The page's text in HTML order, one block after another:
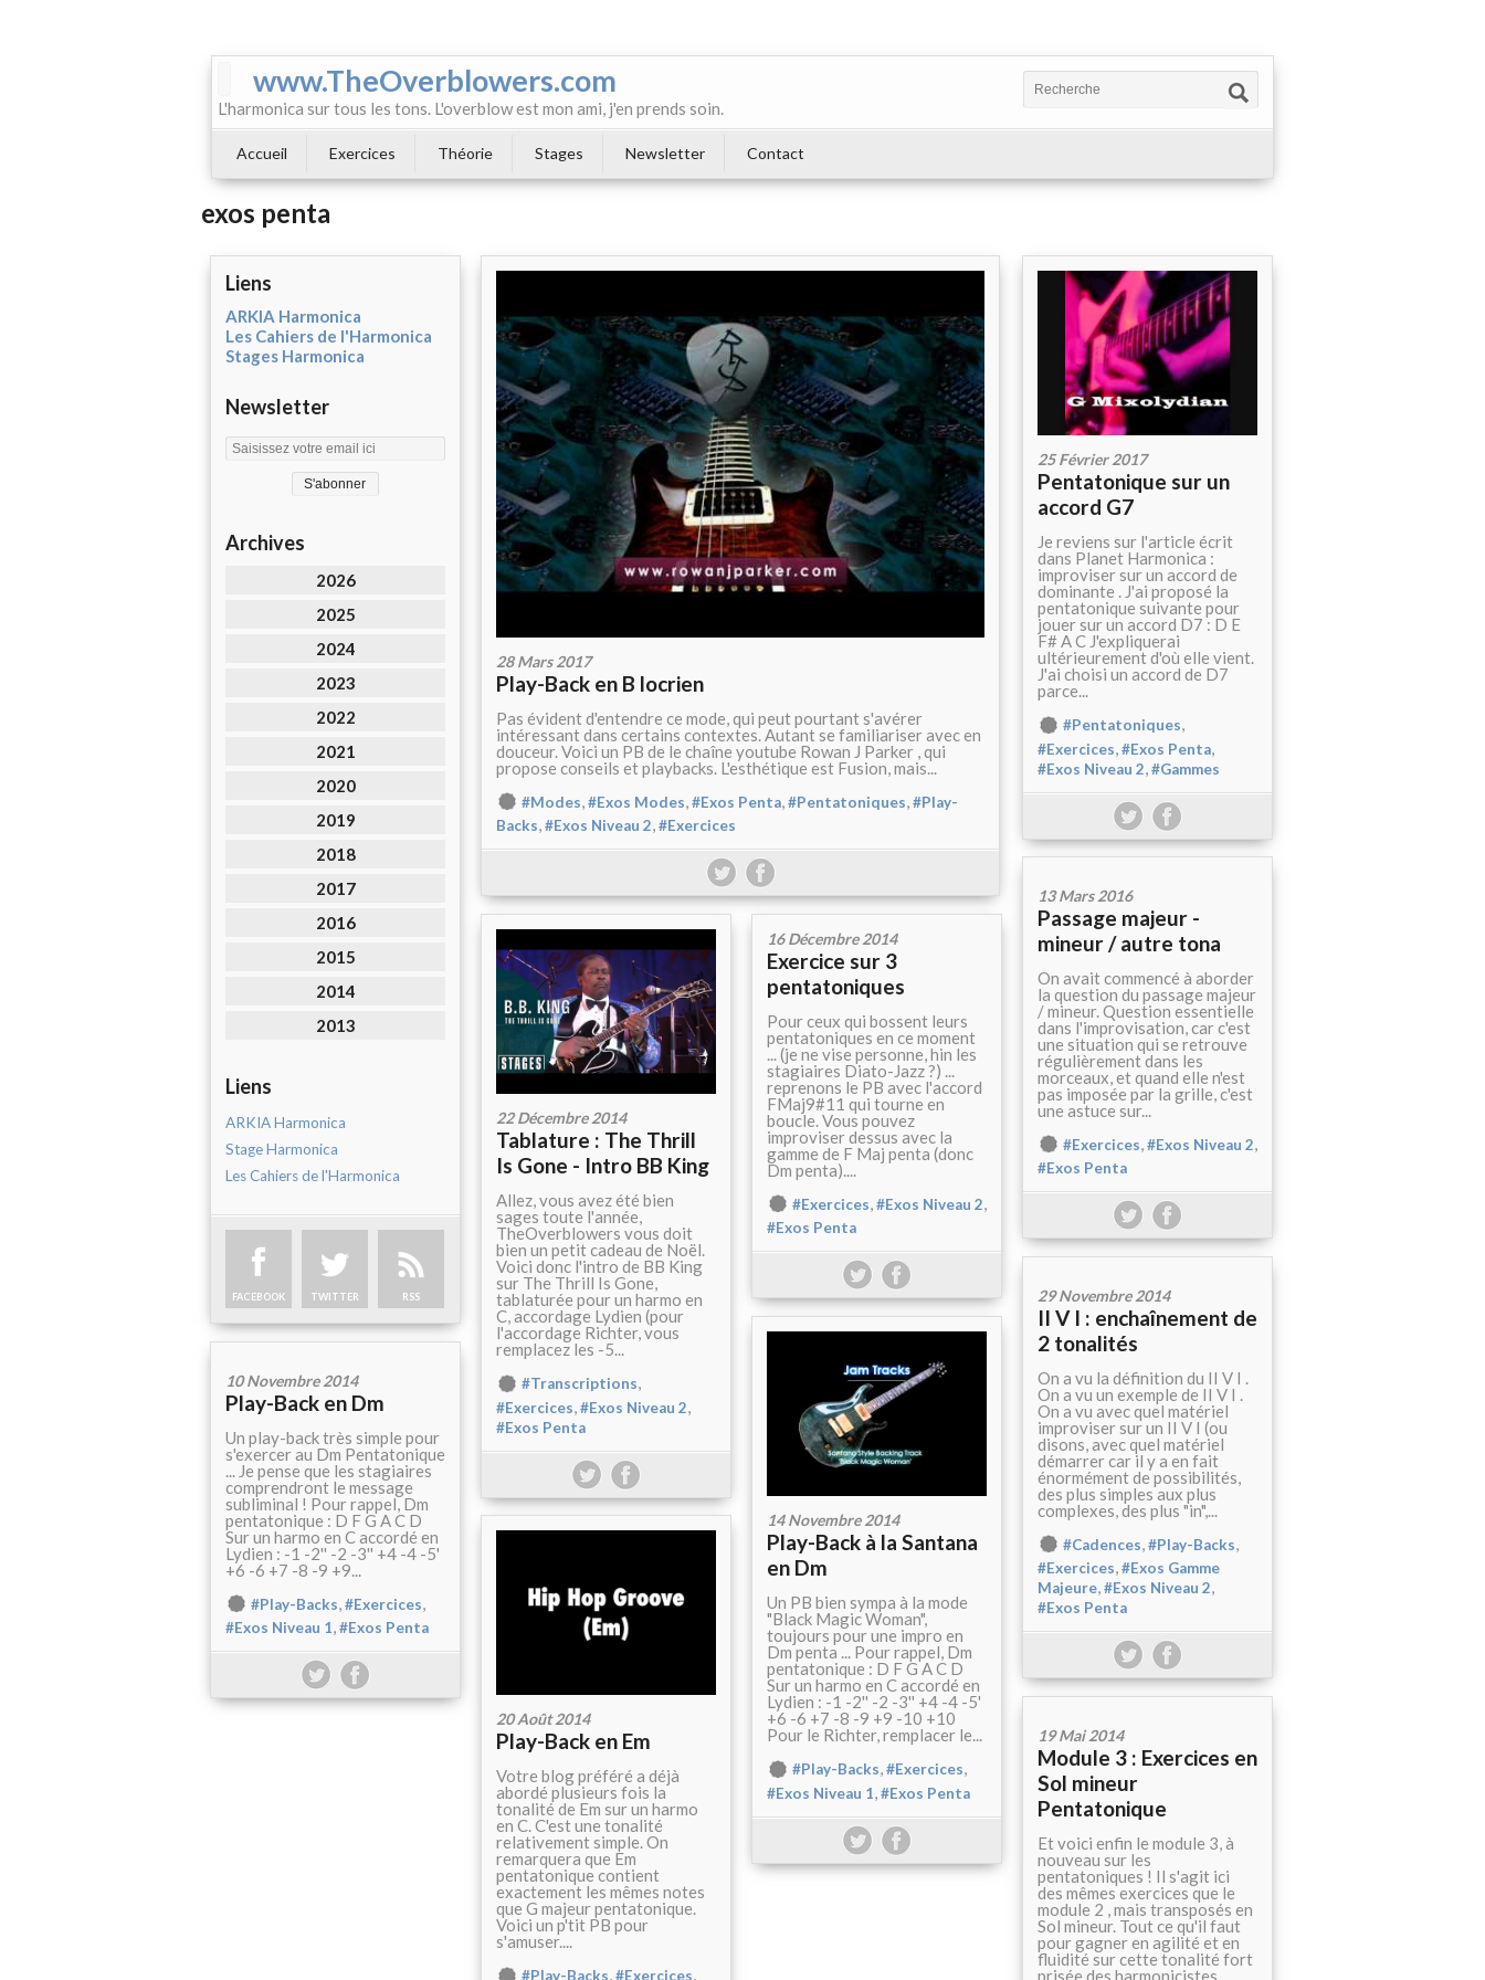
www.TheOverblowers.com
L'harmonica sur tous les tons. L'overblow est mon ami, j'en prends soin.
Accueil Exercices Théorie Stages Newsletter Contact
exos penta
Liens
ARKIA Harmonica
Les Cahiers de l'Harmonica
Stages Harmonica
Newsletter
Archives
2026
2025
2024
2023
2022
2021
2020
2019
2018
2017
2016
2015
2014
2013
Liens
ARKIA Harmonica
Stage Harmonica
Les Cahiers de l'Harmonica
FACEBOOK TWITTER RSS
28 Mars 2017
Play-Back en B locrien
Pas évident d'entendre ce mode, qui peut pourtant s'avérer
intéressant dans certains contextes. Autant se familiariser avec en
douceur. Voici un PB de le chaîne youtube Rowan J Parker , qui
propose conseils et playbacks. L'esthétique est Fusion, mais...
#Modes,#Exos Modes,#Exos Penta,#Pentatoniques,#Play-
Backs,#Exos Niveau 2,#Exercices
25 Février 2017
Pentatonique sur un
accord G7
Je reviens sur l'article écrit
dans Planet Harmonica :
improviser sur un accord de
dominante . J'ai proposé la
pentatonique suivante pour
jouer sur un accord D7 : D E
F# A C J'expliquerai
ultérieurement d'où elle vient.
J'ai choisi un accord de D7
parce...
#Pentatoniques,
#Exercices,#Exos Penta,
#Exos Niveau 2,#Gammes
13 Mars 2016
Passage majeur -
mineur / autre tona
On avait commencé à aborder
la question du passage majeur
/ mineur. Question essentielle
dans l'improvisation, car c'est
une situation qui se retrouve
régulièrement dans les
morceaux, et quand elle n'est
pas imposée par la grille, c'est
une astuce sur...
#Exercices,#Exos Niveau 2,
#Exos Penta
22 Décembre 2014
Tablature : The Thrill
Is Gone - Intro BB King
Allez, vous avez été bien
sages toute l'année,
TheOverblowers vous doit
bien un petit cadeau de Noël.
Voici donc l'intro de BB King
sur The Thrill Is Gone,
tablaturée pour un harmo en
C, accordage Lydien (pour
l'accordage Richter, vous
remplacez les -5...
#Transcriptions,
#Exercices,#Exos Niveau 2,
#Exos Penta
16 Décembre 2014
Exercice sur 3
pentatoniques
Pour ceux qui bossent leurs
pentatoniques en ce moment
... (je ne vise personne, hin les
stagiaires Diato-Jazz ?) ...
reprenons le PB avec l'accord
FMaj9#11 qui tourne en
boucle. Vous pouvez
improviser dessus avec la
gamme de F Maj penta (donc
Dm penta)....
#Exercices,#Exos Niveau 2,
#Exos Penta
29 Novembre 2014
II V I : enchaînement de
2 tonalités
On a vu la définition du II V I .
On a vu un exemple de II V I .
On a vu avec quel matériel
improviser sur un II V I (ou
disons, avec quel matériel
démarrer car il y a en fait
énormément de possibilités,
des plus simples aux plus
complexes, des plus "in",...
#Cadences,#Play-Backs,
#Exercices,#Exos Gamme
Majeure,#Exos Niveau 2,
#Exos Penta
14 Novembre 2014
Play-Back à la Santana
en Dm
Un PB bien sympa à la mode
"Black Magic Woman",
toujours pour une impro en
Dm penta ... Pour rappel, Dm
pentatonique : D F G A C D
Sur un harmo en C accordé en
Lydien : -1 -2'' -2 -3'' +4 -4 -5'
+6 -6 +7 -8 -9 +9 -10 +10
Pour le Richter, remplacer le...
#Play-Backs,#Exercices,
#Exos Niveau 1,#Exos Penta
10 Novembre 2014
Play-Back en Dm
Un play-back très simple pour
s'exercer au Dm Pentatonique
... Je pense que les stagiaires
comprendront le message
subliminal ! Pour rappel, Dm
pentatonique : D F G A C D
Sur un harmo en C accordé en
Lydien : -1 -2'' -2 -3'' +4 -4 -5'
+6 -6 +7 -8 -9 +9...
#Play-Backs,#Exercices,
#Exos Niveau 1,#Exos Penta
20 Août 2014
Play-Back en Em
Votre blog préféré a déjà
abordé plusieurs fois la
tonalité de Em sur un harmo
en C. C'est une tonalité
relativement simple. On
remarquera que Em
pentatonique contient
exactement les mêmes notes
que G majeur pentatonique.
Voici un p'tit PB pour
s'amuser....
#Play-Backs,#Exercices,
19 Mai 2014
Module 3 : Exercices en
Sol mineur
Pentatonique
Et voici enfin le module 3, à
nouveau sur les
pentatoniques ! Il s'agit ici
des mêmes exercices que le
module 2 , mais transposés en
Sol mineur. Tout ce qu'il faut
pour gagner en agilité et en
fluidité sur cette tonalité fort
prisée des harmonicistes....